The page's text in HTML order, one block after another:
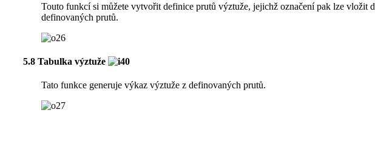
Touto funkcí si můžete vytvořit definice prutů výztuže, jejichž označení pak lze vložit
definovaných prutů.
5.8 Tabulka výztuže
Tato funkce generuje výkaz výztuže z definovaných prutů.